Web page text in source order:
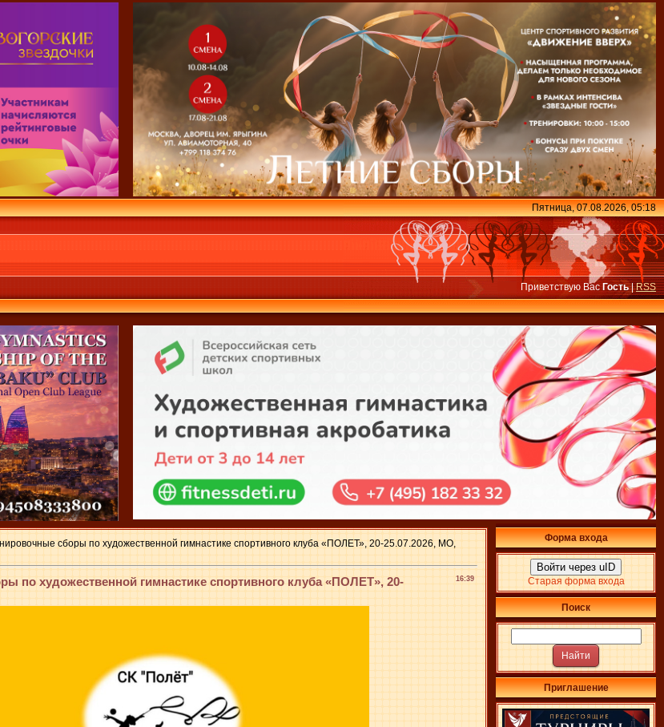
Пятница, 07.08.2026, 05:18
Приветствую Вас Гость|RSS
сборы по художественной гимнастике спортивного клуба «ПОЛЕТ», 20-25.07.2026, МО,
16:39
по художественной гимнастике спортивного клуба «ПОЛЕТ», 20-
Форма входа
Войти через uID
Старая форма входа
Поиск
Приглашение